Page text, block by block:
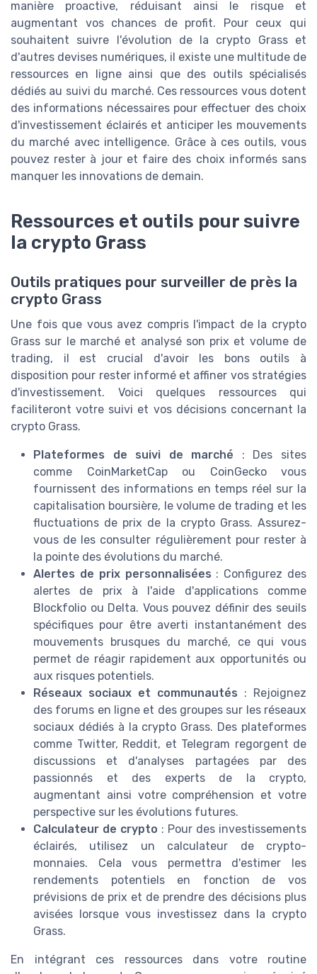
manière proactive, réduisant ainsi le risque et
augmentant vos chances de profit. Pour ceux qui
souhaitent suivre l'évolution de la crypto Grass et
d'autres devises numériques, il existe une multitude de
ressources en ligne ainsi que des outils spécialisés
dédiés au suivi du marché. Ces ressources vous dotent
des informations nécessaires pour effectuer des choix
d'investissement éclairés et anticiper les mouvements
du marché avec intelligence. Grâce à ces outils, vous
pouvez rester à jour et faire des choix informés sans
manquer les innovations de demain.
Ressources et outils pour suivre
la crypto Grass
Outils pratiques pour surveiller de près la
crypto Grass
Une fois que vous avez compris l'impact de la crypto
Grass sur le marché et analysé son prix et volume de
trading, il est crucial d'avoir les bons outils à
disposition pour rester informé et affiner vos stratégies
d'investissement. Voici quelques ressources qui
faciliteront votre suivi et vos décisions concernant la
crypto Grass.
Plateformes de suivi de marché : Des sites
comme CoinMarketCap ou CoinGecko vous
fournissent des informations en temps réel sur la
capitalisation boursière, le volume de trading et les
fluctuations de prix de la crypto Grass. Assurez-
vous de les consulter régulièrement pour rester à
la pointe des évolutions du marché.
Alertes de prix personnalisées : Configurez des
alertes de prix à l'aide d'applications comme
Blockfolio ou Delta. Vous pouvez définir des seuils
spécifiques pour être averti instantanément des
mouvements brusques du marché, ce qui vous
permet de réagir rapidement aux opportunités ou
aux risques potentiels.
Réseaux sociaux et communautés : Rejoignez
des forums en ligne et des groupes sur les réseaux
sociaux dédiés à la crypto Grass. Des plateformes
comme Twitter, Reddit, et Telegram regorgent de
discussions et d'analyses partagées par des
passionnés et des experts de la crypto,
augmentant ainsi votre compréhension et votre
perspective sur les évolutions futures.
Calculateur de crypto : Pour des investissements
éclairés, utilisez un calculateur de crypto-
monnaies. Cela vous permettra d'estimer les
rendements potentiels en fonction de vos
prévisions de prix et de prendre des décisions plus
avisées lorsque vous investissez dans la crypto
Grass.
En intégrant ces ressources dans votre routine